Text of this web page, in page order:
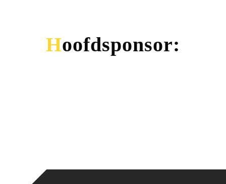
Hoofdsponsor: